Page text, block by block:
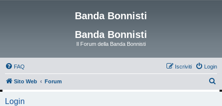
Banda Bonnisti
Banda Bonnisti
Il Forum della Banda Bonnisti
FAQ Login
Iscriviti
Sito Web Forum
Login